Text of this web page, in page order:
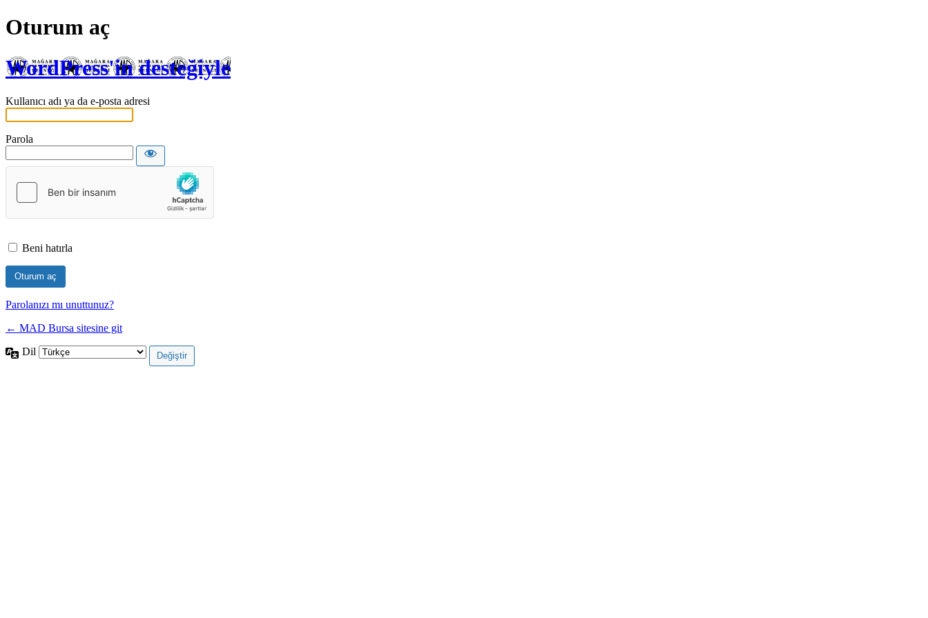
Oturum aç
WordPress'in desteğiyle
Kullanıcı adı ya da e-posta adresi
Parola
Beni hatırla
Parolanızı mı unuttunuz?
← MAD Bursa sitesine git
Dil